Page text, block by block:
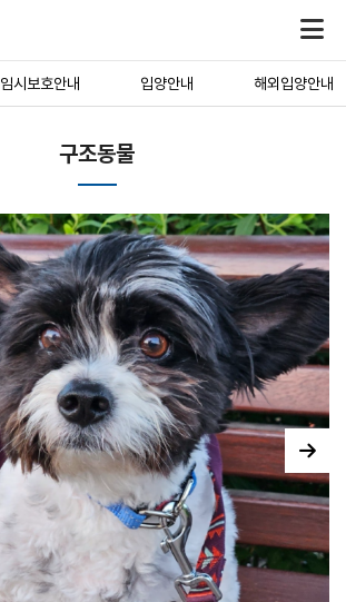
임시보호안내 입양안내 해외입양안내
구조동물